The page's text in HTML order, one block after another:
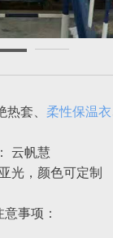
套、 柔性保温衣
云帆慧
光，颜色可定制
事项：